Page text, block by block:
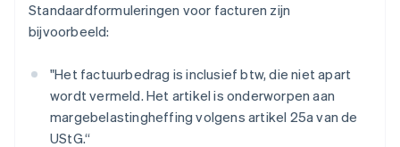
Standaardformuleringen voor facturen zijn
bijvoorbeeld:
"Het factuurbedrag is inclusief btw, die niet apart
wordt vermeld. Het artikel is onderworpen aan
margebelastingheffing volgens artikel 25a van de
UStG.“